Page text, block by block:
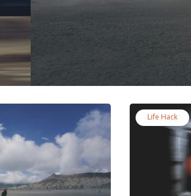
Life Hack